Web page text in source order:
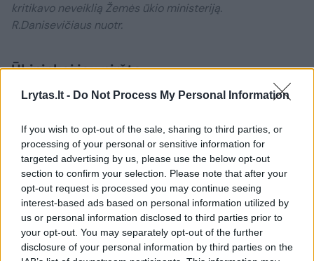
Lrytas.lt - Do Not Process My Personal Information
If you wish to opt-out of the sale, sharing to third parties, or
processing of your personal or sensitive information for
targeted advertising by us, please use the below opt-out
section to confirm your selection. Please note that after your
opt-out request is processed you may continue seeing
interest-based ads based on personal information utilized by
us or personal information disclosed to third parties prior to
your opt-out. You may separately opt-out of the further
disclosure of your personal information by third parties on the
kritikavo neveiklią Žemės ūkio ministeriją.
R.Danisevičiaus nuotr.
Ūkininkai jau niršta
dėl paramos – ji bus skiriama gamintojams,
kurie pirmąjį ketvirtį už kilogramą pieno iš
supirkėjų gavo mažiau nei 35 centus. Tam
numatyta 8 mln. eurų: kooperatyvų nariai už
vieną karvę turėtų gauti po 96, o kiti pieno
gamintojai – po 87 eurus.